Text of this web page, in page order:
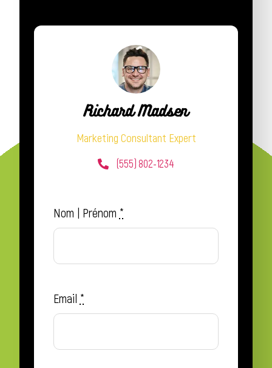
Richard Madsen
Marketing Consultant Expert
(555) 802-1234
Nom | Prénom *
Email *